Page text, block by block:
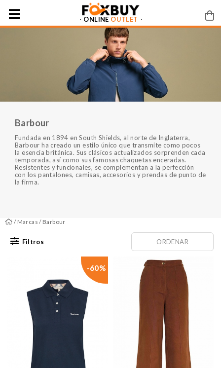
ONLINE OUTLET
Barbour
Fundada en 1894 en South Shields, al norte de Inglaterra,
Barbour ha creado un estilo único que transmite como pocos
la esencia británica. Sus clásicos actualizados sorprenden cada
temporada, así como sus famosas chaquetas enceradas.
Resistentes y funcionales, se complementan a la perfección
con los pantalones, camisas, accesorios y prendas de punto de
la firma.
/ Marcas / Barbour
Filtros ORDENAR
-60%